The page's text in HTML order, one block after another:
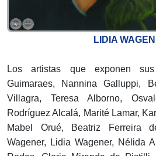
LIDIA
Los artistas que exponen
Guimaraes, Nannina Galluppi,
Villagra, Teresa Alborno,
Rodríguez Alcalá, Marité Lamar,
Mabel Orué, Beatriz Ferreira
Wagener, Lidia Wagener, Nélida